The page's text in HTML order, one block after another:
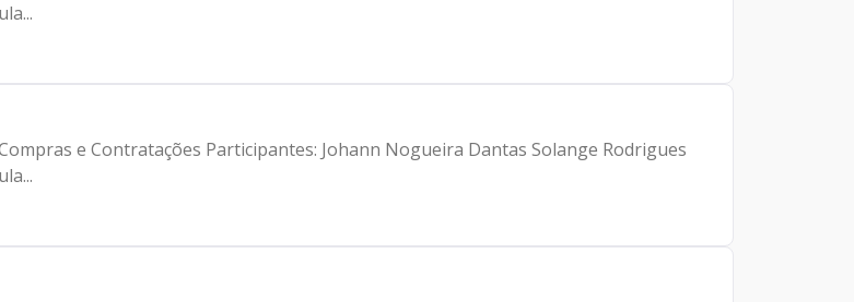
e Contratações Participantes: Johann Nogueira Dantas Solange Rodrigues